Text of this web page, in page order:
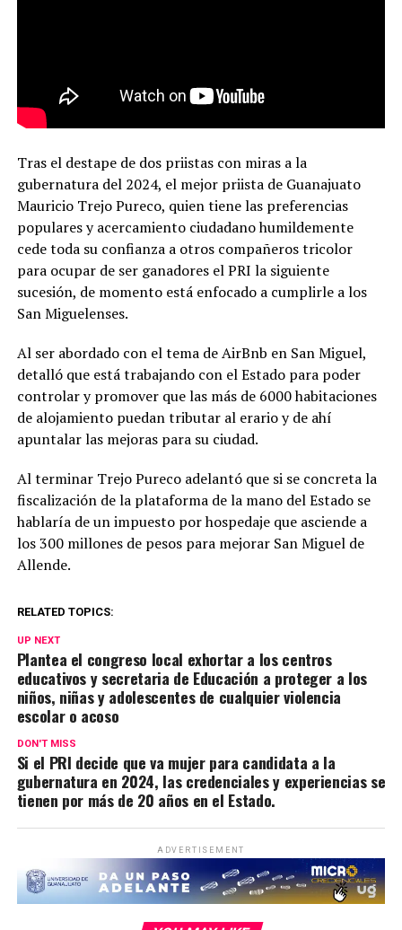
Tras el destape de dos priistas con miras a la
gubernatura del 2024, el mejor priista de Guanajuato
Mauricio Trejo Pureco, quien tiene las preferencias
populares y acercamiento ciudadano humildemente
cede toda su confianza a otros compañeros tricolor
para ocupar de ser ganadores el PRI la siguiente
sucesión, de momento está enfocado a cumplirle a los
San Miguelenses.
Al ser abordado con el tema de AirBnb en San Miguel,
detalló que está trabajando con el Estado para poder
controlar y promover que las más de 6000 habitaciones
de alojamiento puedan tributar al erario y de ahí
apuntalar las mejoras para su ciudad.
Al terminar Trejo Pureco adelantó que si se concreta la
fiscalización de la plataforma de la mano del Estado se
hablaría de un impuesto por hospedaje que asciende a
los 300 millones de pesos para mejorar San Miguel de
Allende.
RELATED TOPICS:
UP NEXT
Plantea el congreso local exhortar a los centros
educativos y secretaria de Educación a proteger a los
niños, niñas y adolescentes de cualquier violencia
escolar o acoso
DON'T MISS
Si el PRI decide que va mujer para candidata a la
gubernatura en 2024, las credenciales y experiencias se
tienen por más de 20 años en el Estado.
ADVERTISEMENT